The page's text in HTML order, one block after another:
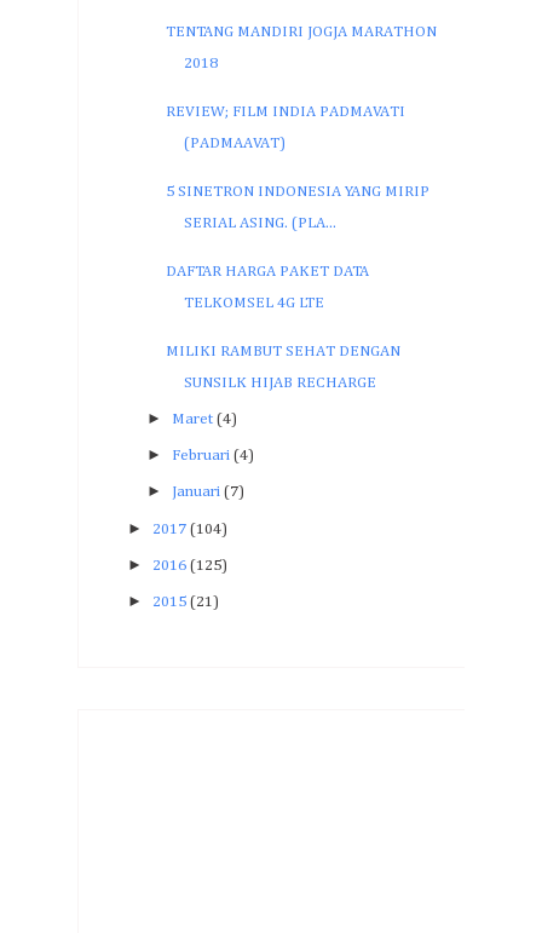
TENTANG MANDIRI JOGJA MARATHON
2018
REVIEW; FILM INDIA PADMAVATI
(PADMAAVAT)
5 SINETRON INDONESIA YANG MIRIP
SERIAL ASING. (PLA...
DAFTAR HARGA PAKET DATA
TELKOMSEL 4G LTE
MILIKI RAMBUT SEHAT DENGAN
SUNSILK HIJAB RECHARGE
► Maret (4)
► Februari (4)
► Januari (7)
► 2017 (104)
► 2016 (125)
► 2015 (21)